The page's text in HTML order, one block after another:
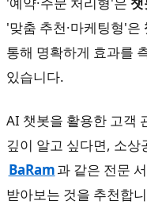
'맞춤 추천·마케팅형'은
통해 명확하게 효과를
있습니다.
AI 챗봇을 활용한 고객
깊이 알고 싶다면, 소
BaRam과 같은 전문
받아보는 것을 추천합